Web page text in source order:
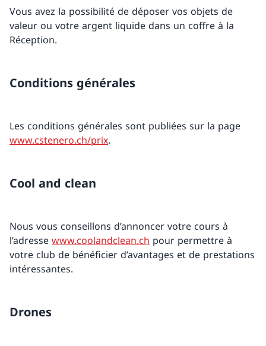
Vous avez la possibilité de déposer vos objets de
valeur ou votre argent liquide dans un coffre à la
Réception.
Conditions générales
Les conditions générales sont publiées sur la page
www.cstenero.ch/prix.
Cool and clean
Nous vous conseillons d’annoncer votre cours à
l’adresse www.coolandclean.ch pour permettre à
votre club de bénéficier d’avantages et de prestations
intéressantes.
Drones